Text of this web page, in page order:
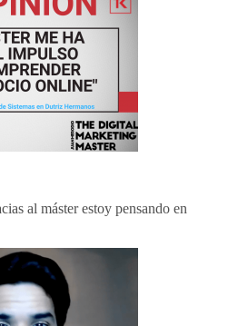
al máster estoy pensando en